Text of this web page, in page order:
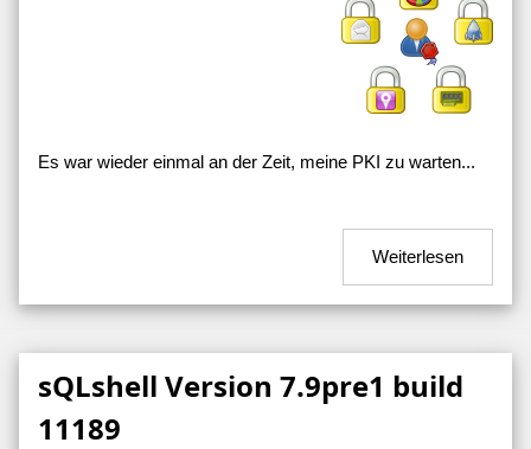
Es war wieder einmal an der Zeit, meine PKI zu warten...
Weiterlesen
sQLshell Version 7.9pre1 build
11189